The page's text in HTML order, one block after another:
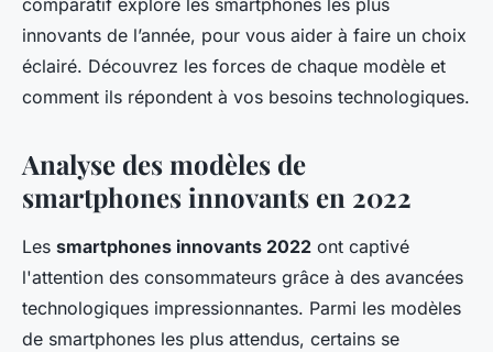
comparatif explore les smartphones les plus
innovants de l’année, pour vous aider à faire un choix
éclairé. Découvrez les forces de chaque modèle et
comment ils répondent à vos besoins technologiques.
Analyse des modèles de
smartphones innovants en 2022
Les smartphones innovants 2022 ont captivé
l'attention des consommateurs grâce à des avancées
technologiques impressionnantes. Parmi les modèles
de smartphones les plus attendus, certains se